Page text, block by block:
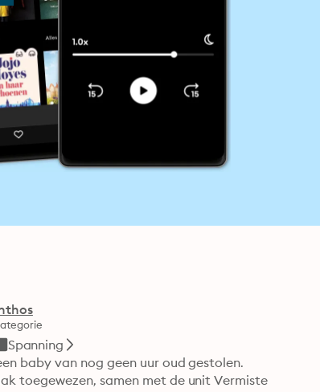
Spanning
baby van nog geen uur oud gestolen.
toegewezen, samen met de unit Vermiste